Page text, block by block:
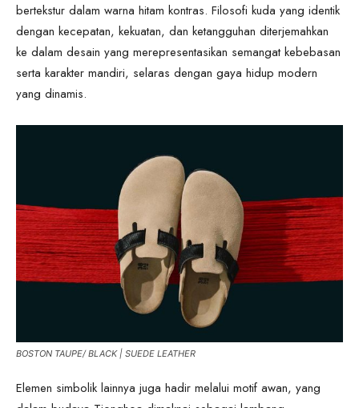
bertekstur dalam warna hitam kontras. Filosofi kuda yang identik
dengan kecepatan, kekuatan, dan ketangguhan diterjemahkan
ke dalam desain yang merepresentasikan semangat kebebasan
serta karakter mandiri, selaras dengan gaya hidup modern
yang dinamis.
BOSTON TAUPE/ BLACK | SUEDE LEATHER
Elemen simbolik lainnya juga hadir melalui motif awan, yang